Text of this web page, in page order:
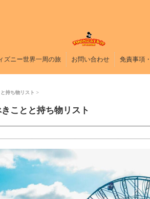
ズニー世界一周の旅 お問い合わせ 免責事項
持ち物リスト
ことと持ち物リスト